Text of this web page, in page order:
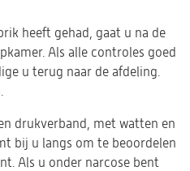
heeft gehad, gaat u na de
Als alle controles goed
u terug naar de afdeling.
drukverband, met watten en
bij u langs om te beoordelen
Als u onder narcose bent